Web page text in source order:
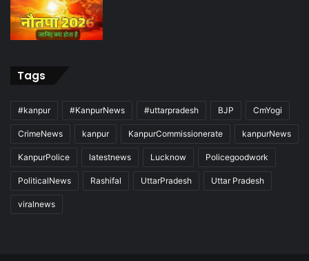
Tags
#kanpur #KanpurNews #uttarpradesh BJP CmYogi
CrimeNews kanpur KanpurCommissionerate kanpurNews
KanpurPolice latestnews Lucknow Policegoodwork
PoliticalNews Rashifal UttarPradesh Uttar Pradesh
viralnews